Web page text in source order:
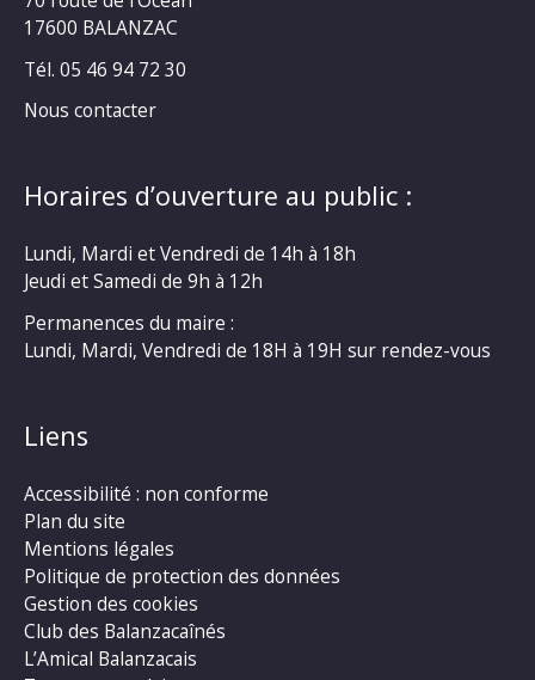
17600 BALANZAC
Tél. 05 46 94 72 30
Nous contacter
Horaires d’ouverture au public :
Lundi, Mardi et Vendredi de 14h à 18h
Jeudi et Samedi de 9h à 12h
Permanences du maire :
Lundi, Mardi, Vendredi de 18H à 19H sur rendez-vous
Liens
Accessibilité : non conforme
Plan du site
Mentions légales
Politique de protection des données
Gestion des cookies
Club des Balanzacaînés
L’Amical Balanzacais